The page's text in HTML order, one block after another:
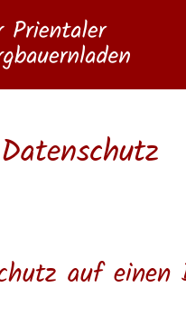
Datenschutz
auf einen